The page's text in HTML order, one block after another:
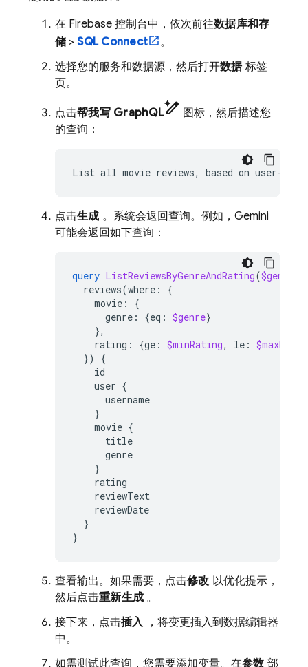
在 Firebase 控制台中，依次前往数据库和存
储 >SQL Connect
。
选择您的服务和数据源，然后打开数据标签
页。
点击帮我写 GraphQLpen_spark 图标，然后描述您
的查询：
List all movie reviews, based on user-
点击生成 。系统会返回查询。例如，Gemini
可能会返回如下查询：
query ListReviewsByGenreAndRating($genre
reviews(where :
{
movie :
{
genre : {eq : $genre}
},
rating : {ge : $minRating, le :
})
{
id
user {
username
}
movie {
title
genre
}
rating
reviewText
reviewDate
}
}
查看输出。如果需要，点击修改 以优化提示，
然后点击重新生成 。
接下来，点击插入，将变更插入到数据编辑器
中。
如需测试此查询，您需要添加变量。在参数 部